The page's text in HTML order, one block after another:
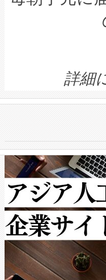
す。「当社
ームを利用
きます。こ
テリー性能
念は、現在
ます。
quality and
BESS stack
centers.
からシステ
クルの各段
[…]
LiDAR for
は1535 nm
イズの小径
す。ノーマ
ートル先まで
トに対して
では、反射率
で向上し、最
ットだけで最
ルの変電所周
作業と点群
Avia 2は、2
× 80°のノー
詳細